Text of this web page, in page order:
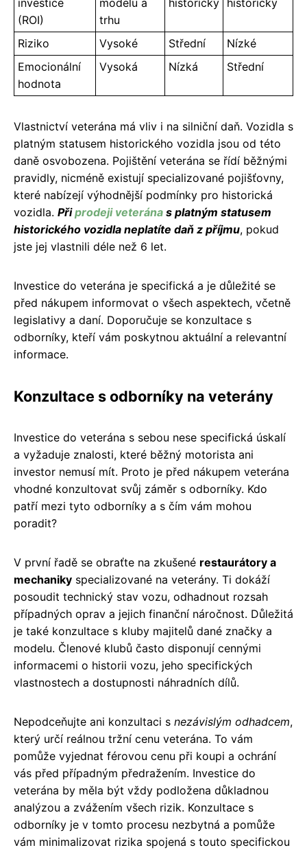
(ROI)
trhu
Riziko Vysoké Střední
Nízké
Emocionální
hodnota
Vysoká Nízká Střední
Vlastnictví veterána má vliv i na silniční daň. Vozidla s
platným statusem historického vozidla jsou od této
daně osvobozena. Pojištění veterána se řídí běžnými
pravidly, nicméně existují specializované pojišťovny,
které nabízejí výhodnější podmínky pro historická
vozidla. Připrodeji veterána s platným statusem
historického vozidla neplatíte daň z příjmu, pokud
jste jej vlastnili déle než 6 let.
Investice do veterána je specifická a je důležité se
před nákupem informovat o všech aspektech, včetně
legislativy a daní. Doporučuje se konzultace s
odborníky, kteří vám poskytnou aktuální a relevantní
informace.
Konzultace s odborníky na veterány
Investice do veterána s sebou nese specifická úskalí
a vyžaduje znalosti, které běžný motorista ani
investor nemusí mít. Proto je před nákupem veterána
vhodné konzultovat svůj záměr s odborníky. Kdo
patří mezi tyto odborníky a s čím vám mohou
poradit?
V první řadě se obraťte na zkušené restaurátory a
mechaniky specializované na veterány. Ti dokáží
posoudit technický stav vozu, odhadnout rozsah
případných oprav a jejich finanční náročnost. Důležitá
je také konzultace s kluby majitelů dané značky a
modelu. Členové klubů často disponují cennými
informacemi o historii vozu, jeho specifických
vlastnostech a dostupnosti náhradních dílů.
Nepodceňujte ani konzultaci s nezávislým odhadcem,
který určí reálnou tržní cenu veterána. To vám
pomůže vyjednat férovou cenu při koupi a ochrání
vás před případným předražením. Investice do
veterána by měla být vždy podložena důkladnou
analýzou a zvážením všech rizik. Konzultace s
odborníky je v tomto procesu nezbytná a pomůže
vám minimalizovat rizika spojená s touto specifickou